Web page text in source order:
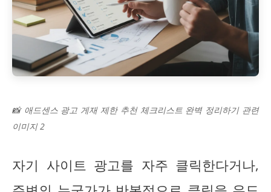
📸 애드센스 광고 게재 제한 추천 체크리스트 완벽 정리하기 관련
이미지 2
자기 사이트 광고를 자주 클릭한다거나,